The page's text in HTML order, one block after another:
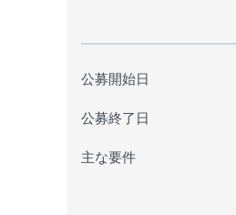
公募開始日
公募終了日
主な要件